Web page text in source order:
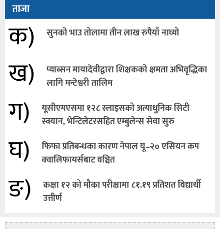
ताजा
क) सुनको भाउ तोलामा तीन लाख रुपैयाँ नाघ्यो
ख)
प्याब्सन मायादेवीद्वारा शिक्षकको क्षमता अभिवृद्धिका
लागि मन्टेश्वरी तालिम
ग)
यूसीएमएसमा १२८ स्लाइसको अत्याधुनिक सिटी
स्क्यान, भेन्टिलेटरसहित एम्बुलेन्स सेवा सुरु
घ)
फिफा प्रतिबन्धका कारण नेपाल यू–२० एसियन कप
क्वालिफायर्सबाट वञ्चित
ङ)
कक्षा १२ को मौका परीक्षामा ८१.१९ प्रतिशत विद्यार्थी
उत्तीर्ण